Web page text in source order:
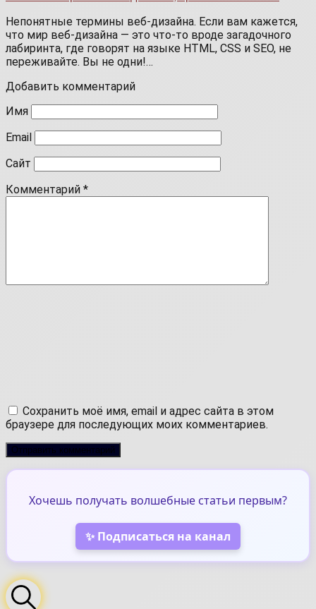
Непонятные термины веб-дизайна. Если вам кажется,
что мир веб-дизайна — это что-то вроде загадочного
лабиринта, где говорят на языке HTML, CSS и SEO, не
переживайте. Вы не одни!…
Добавить комментарий
Имя
Email
Сайт
Комментарий *
Сохранить моё имя, email и адрес сайта в этом
браузере для последующих моих комментариев.
Хочешь получать волшебные статьи первым?
✨ Подписаться на канал